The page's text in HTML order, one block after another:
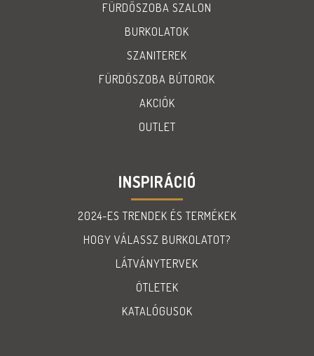
FÜRDŐSZOBA SZALON
BURKOLATOK
SZANITEREK
FÜRDÖSZOBA BÚTOROK
AKCIÓK
OUTLET
INSPIRÁCIÓ
2024-ES TRENDEK ÉS TERMÉKEK
HOGY VÁLASSZ BURKOLATOT?
LÁTVÁNYTERVEK
ÖTLETEK
KATALÓGUSOK